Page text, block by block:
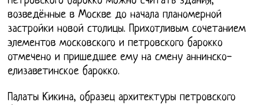
возведённые в Москве до начала планомерной
застройки новой столицы. Прихотливым сочетанием
элементов московского и петровского барокко
отмечено и пришедшее ему на смену аннинско-
елизаветинское барокко.
Палаты Кикина, образец архитектуры петровского